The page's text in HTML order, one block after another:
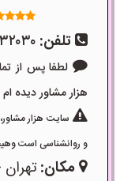
تلفن:
لطفا پس از
هزار مشاور دیده ام و کد
سایت هزار
و روانشناسی است
مکان: